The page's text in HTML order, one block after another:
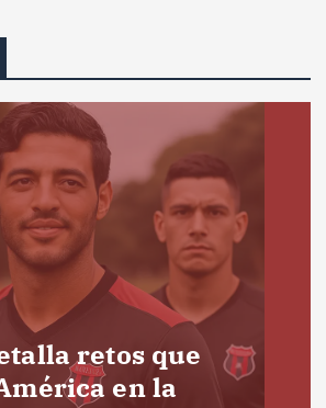
retos que
en la